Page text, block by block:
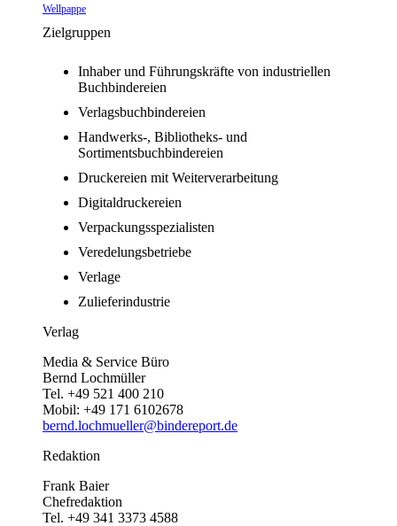
Wellpappe
Zielgruppen
Inhaber und Führungskräfte von industriellen
Buchbindereien
Verlagsbuchbindereien
Handwerks-, Bibliotheks- und
Sortimentsbuchbindereien
Druckereien mit Weiterverarbeitung
Digitaldruckereien
Verpackungsspezialisten
Veredelungsbetriebe
Verlage
Zulieferindustrie
Verlag
Media & Service Büro
Bernd Lochmüller
Tel. +49 521 400 210
Mobil: +49 171 6102678
bernd.lochmueller@bindereport.de
Redaktion
Frank Baier
Chefredaktion
Tel. +49 341 3373 4588